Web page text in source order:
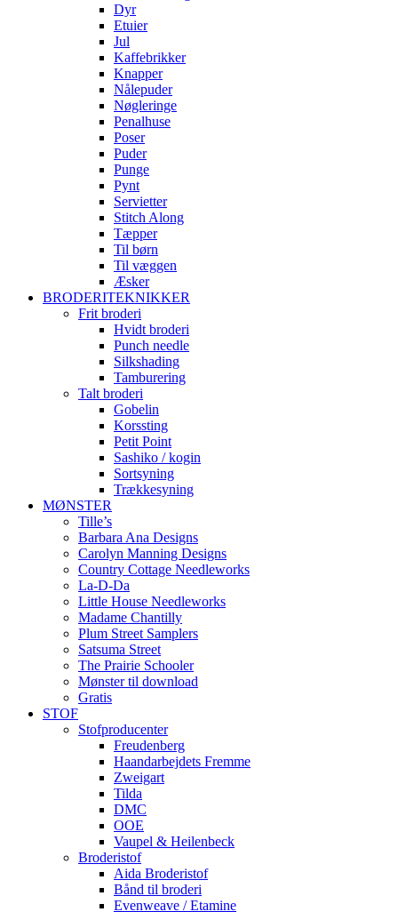
Dyr
Etuier
Jul
Kaffebrikker
Knapper
Nålepuder
Nøgleringe
Penalhuse
Poser
Puder
Punge
Pynt
Servietter
Stitch Along
Tæpper
Til børn
Til væggen
Æsker
BRODERITEKNIKKER
Frit broderi
Hvidt broderi
Punch needle
Silkshading
Tamburering
Talt broderi
Gobelin
Korssting
Petit Point
Sashiko / kogin
Sortsyning
Trækkesyning
MØNSTER
Tille’s
Barbara Ana Designs
Carolyn Manning Designs
Country Cottage Needleworks
La-D-Da
Little House Needleworks
Madame Chantilly
Plum Street Samplers
Satsuma Street
The Prairie Schooler
Mønster til download
Gratis
STOF
Stofproducenter
Freudenberg
Haandarbejdets Fremme
Zweigart
Tilda
DMC
OOE
Vaupel & Heilenbeck
Broderistof
Aida Broderistof
Bånd til broderi
Evenweave / Etamine